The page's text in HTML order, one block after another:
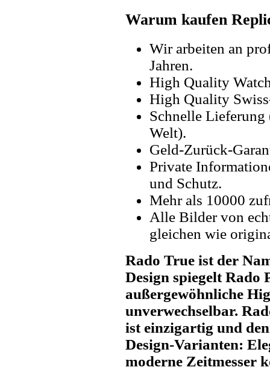
Warum kaufen
Wir arbeiten an
Jahren.
High Quality
High Quality
Schnelle Lieferung
Welt).
Geld-Zurück-
Private
und Schutz.
Mehr als 10000
Alle Bilder von
gleichen wie
Rado True ist der
Design spiegelt
außergewöhnliche
unverwechselbar.
ist einzigartig und
Design-Varianten:
moderne Zeitmesser